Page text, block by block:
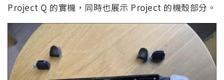
Project Q 的實機，同時也展示 Project 的機殼部分。